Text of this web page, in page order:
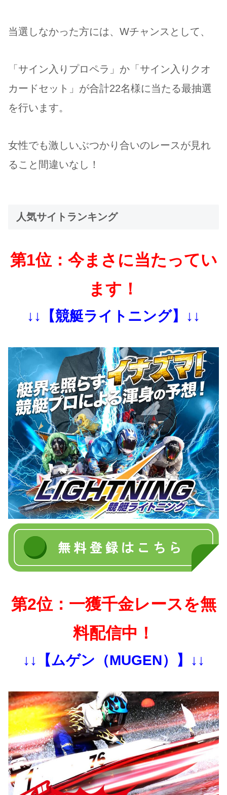
当選しなかった方には、Wチャンスとして、
「サイン入りプロペラ」か「サイン入りクオ
カードセット」が合計22名様に当たる最抽選
を行います。
女性でも激しいぶつかり合いのレースが見れ
ること間違いなし！
人気サイトランキング
第1位：今まさに当たってい
ます！
↓↓【競艇ライトニング】↓↓
第2位：一獲千金レースを無
料配信中！
↓↓【ムゲン（MUGEN）】↓↓